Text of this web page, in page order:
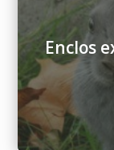
Enclos